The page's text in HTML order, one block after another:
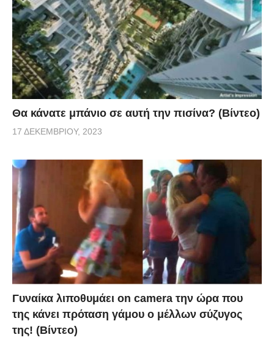
Θα κάνατε μπάνιο σε αυτή την πισίνα? (Βίντεο)
17 ΔΕΚΕΜΒΡΊΟΥ, 2023
Γυναίκα λιποθυμάει on camera την ώρα που
της κάνει πρόταση γάμου ο μέλλων σύζυγος
της! (Βίντεο)